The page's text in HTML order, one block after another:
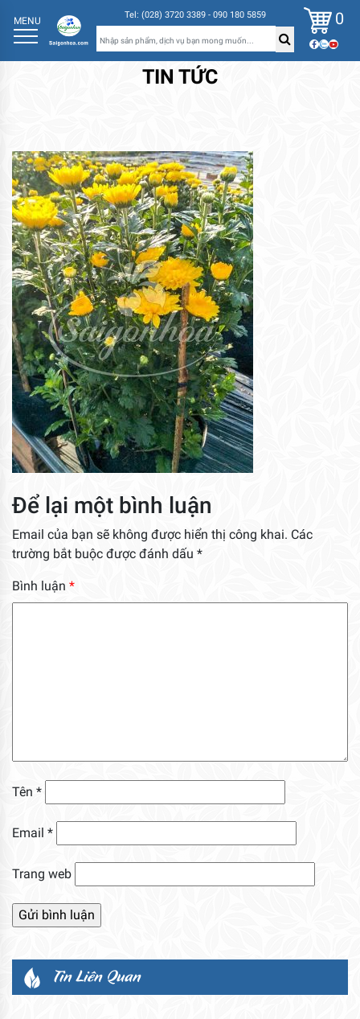
MENU Tel: (028) 3720 3389 - 090 180 5859 0
TIN TỨC
Để lại một bình luận
Email của bạn sẽ không được hiển thị công khai. Các
trường bắt buộc được đánh dấu *
Bình luận *
Tên *
Email *
Trang web
Tin Liên Quan